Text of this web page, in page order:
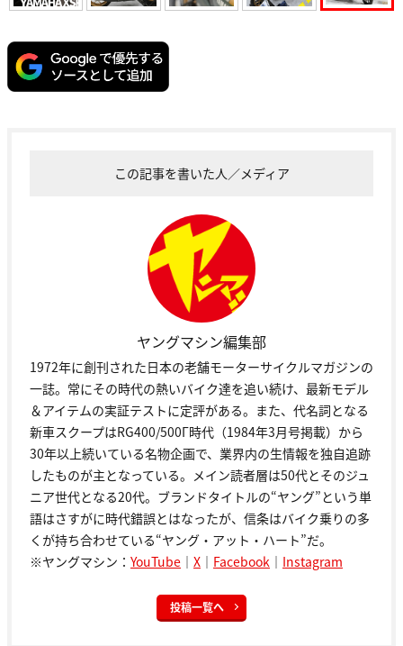
この記事を書いた人／メディア
ヤングマシン編集部
1972年に創刊された日本の老舗モーターサイクルマガジンの
一誌。常にその時代の熱いバイク達を追い続け、最新モデル
＆アイテムの実証テストに定評がある。また、代名詞となる
新車スクープはRG400/500Γ時代（1984年3月号掲載）から
30年以上続いている名物企画で、業界内の生情報を独自追跡
したものが主となっている。メイン読者層は50代とそのジュ
ニア世代となる20代。ブランドタイトルの“ヤング”という単
語はさすがに時代錯誤とはなったが、信条はバイク乗りの多
くが持ち合わせている“ヤング・アット・ハート”だ。
※ヤングマシン： YouTube ｜ X ｜ Facebook ｜ Instagram
投稿一覧へ